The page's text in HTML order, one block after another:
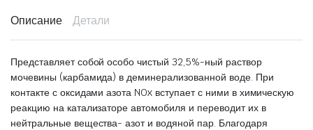
Описание Детали
Представляет собой особо чистый 32,5%-ный раствор
мочевины (карбамида) в деминерализованной воде. При
контакте с оксидами азота NOx вступает с ними в химическую
реакцию на катализаторе автомобиля и переводит их в
нейтральные вещества- азот и водяной пар. Благодаря